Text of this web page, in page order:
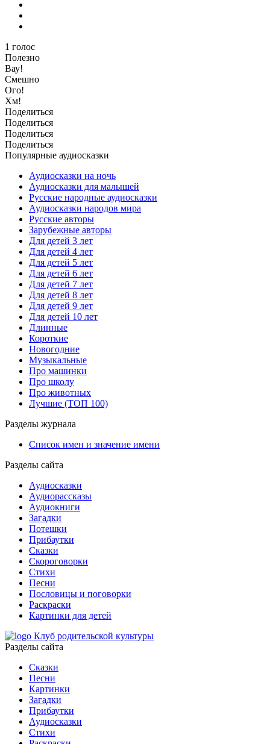
1 голос
Полезно
Вау!
Смешно
Ого!
Хм!
Поделиться
Поделиться
Поделиться
Поделиться
Популярные аудиосказки
Аудиосказки на ночь
Аудиосказки для малышей
Русские народные аудиосказки
Аудиосказки народов мира
Русские авторы
Зарубежные авторы
Для детей 3 лет
Для детей 4 лет
Для детей 5 лет
Для детей 6 лет
Для детей 7 лет
Для детей 8 лет
Для детей 9 лет
Для детей 10 лет
Длинные
Короткие
Новогодние
Музыкальные
Про машинки
Про школу
Про животных
Лучшие (ТОП 100)
Разделы журнала
Список имен и значение имени
Разделы сайта
Аудиосказки
Аудиорассказы
Аудиокниги
Загадки
Потешки
Прибаутки
Сказки
Скороговорки
Стихи
Песни
Пословицы и поговорки
Раскраски
Картинки для детей
Клуб родительской культуры
Разделы сайта
Сказки
Песни
Картинки
Загадки
Прибаутки
Аудиосказки
Стихи